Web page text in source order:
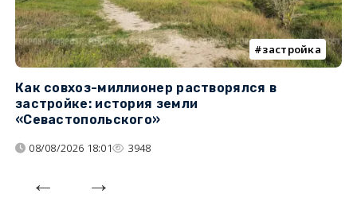
застройка
Как совхоз-миллионер растворялся в
застройке: история земли
«Севастопольского»
08/08/2026 18:01 3948